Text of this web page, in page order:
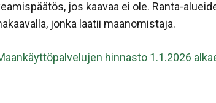
jos kaavaa ei ole. Ranta-
jonka laatii maanomistaja.
hinnasto 1.1.2026